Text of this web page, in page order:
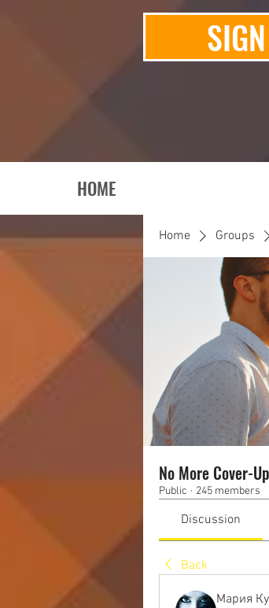
HOME
Home Groups
No More Cover-
Public · 245 members
Discussion
Back
Мария